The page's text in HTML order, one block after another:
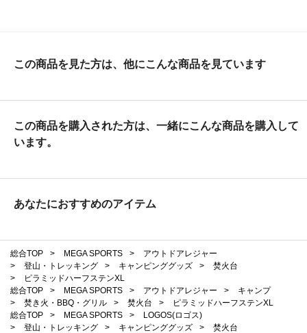
この商品を見た方は、他にこんな商品を見ています
この商品を購入された方は、一緒にこんな商品を購入して
います。
あなたにおすすめのアイテム
総合TOP > MEGA SPORTS >
アウトドアレジャー
>
登山・トレッキング > キャンピンググッズ >
焚火台
>
ピラミッドハーフステンXL
総合TOP
> MEGA SPORTS > アウトドアレジャー >
キャンプ
>
焚き火・BBQ・グリル > 焚火台 >
ピラミッドハーフステンXL
総合TOP
> MEGA SPORTS >
LOGOS(ロゴス)
>
登山・トレッキング > キャンピンググッズ >
焚火台